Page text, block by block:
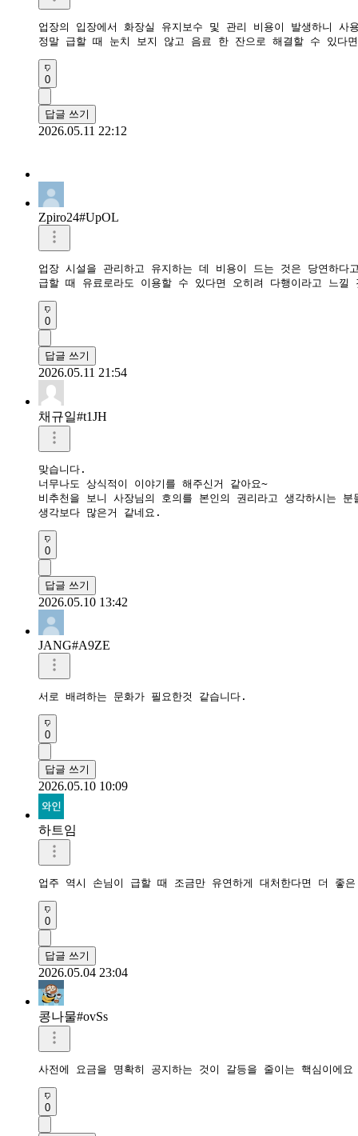
업장의 입장에서 화장실 유지보수 및 관리 비용이 발생하니 사
정말 급할 때 눈치 보지 않고 음료 한 잔으로 해결할 수 있다
0
답글 쓰기
2026.05.11 22:12
Zpiro24#UpOL
업장 시설을 관리하고 유지하는 데 비용이 드는 것은 당연하다
급할 때 유료로라도 이용할 수 있다면 오히려 다행이라고 느낄
0
답글 쓰기
2026.05.11 21:54
채규일#t1JH
맞습니다.
너무나도 상식적이 이야기를 해주신거 같아요~
비추천을 보니 사장님의 호의를 본인의 권리라고 생각하시는 분
생각보다 많은거 같네요.
0
답글 쓰기
2026.05.10 13:42
JANG#A9ZE
서로 배려하는 문화가 필요한것 같습니다.
0
답글 쓰기
2026.05.10 10:09
하트임
업주 역시 손님이 급할 때 조금만 유연하게 대처한다면 더 좋
0
답글 쓰기
2026.05.04 23:04
콩나물#ovSs
사전에 요금을 명확히 공지하는 것이 갈등을 줄이는 핵심이에요
0